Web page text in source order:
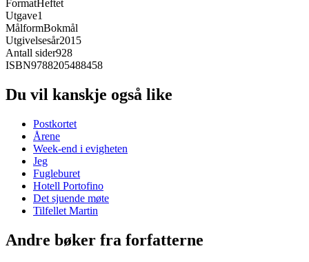
FormatHeftet
Utgave1
MålformBokmål
Utgivelsesår2015
Antall sider928
ISBN9788205488458
Du vil kanskje også like
Postkortet
Årene
Week-end i evigheten
Jeg
Fugleburet
Hotell Portofino
Det sjuende møte
Tilfellet Martin
Andre bøker fra forfatterne